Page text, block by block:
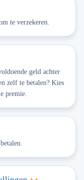
te verzekeren.
geld achter
zelf te betalen? Kies
premie.